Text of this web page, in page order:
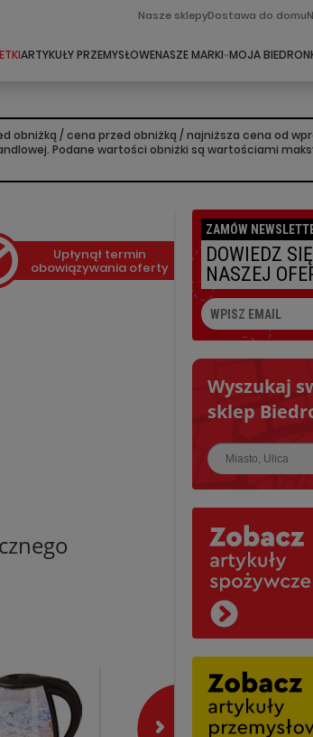
Nasze sklepyDostawa do domu
ARTYKUŁY PRZEMYSŁOWENASZE MARKI MOJA
obniżką / cena przed obniżką / najniższa cena od
Podane wartości obniżki są wartościami
Upłynął termin
obowiązywania oferty
ZAMÓW
DOWIEDZ
NASZEJ
Wyszukaj
sklep